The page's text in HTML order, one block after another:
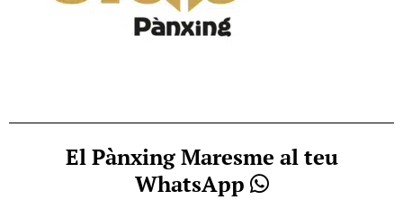
El Pànxing Maresme al teu
WhatsApp